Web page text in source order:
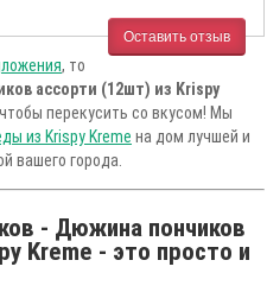
Оставить отзыв
, то
ассорти (12шт) из Krispy
перекусить со вкусом! Мы
из Krispy Kreme на дом лучшей и
вашего города.
- Дюжина пончиков
Kreme - это просто и